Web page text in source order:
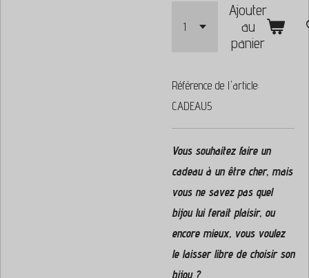
Ajouter
au
panier
Référence de l'article:
CADEAU5
Vous souhaitez faire un
cadeau à un être cher, mais
vous ne savez pas quel
bijou lui ferait plaisir, ou
encore mieux, vous voulez
le laisser libre de choisir son
bijou ?